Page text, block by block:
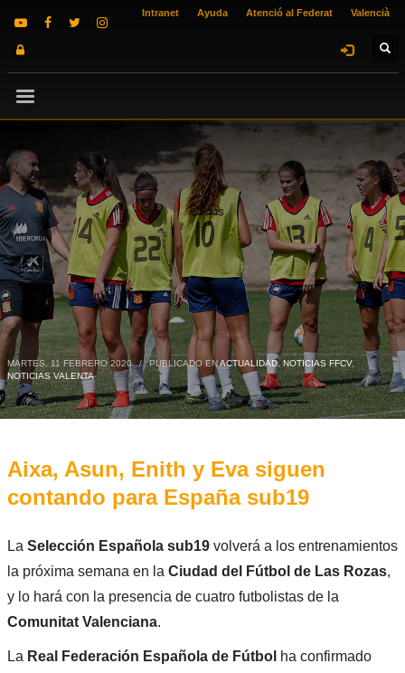
Intranet Ayuda Atenció al Federat Valencià
MARTES, 11 FEBRERO 2020 / PUBLICADO ENACTUALIDAD,NOTICIAS FFCV,
NOTICIAS VALENTA
Aixa, Asun, Enith y Eva siguen
contando para España sub19
La Selección Española sub19 volverá a los entrenamientos
la próxima semana en la Ciudad del Fútbol de Las Rozas,
y lo hará con la presencia de cuatro futbolistas de la
Comunitat Valenciana.
La Real Federación Española de Fútbol ha confirmado